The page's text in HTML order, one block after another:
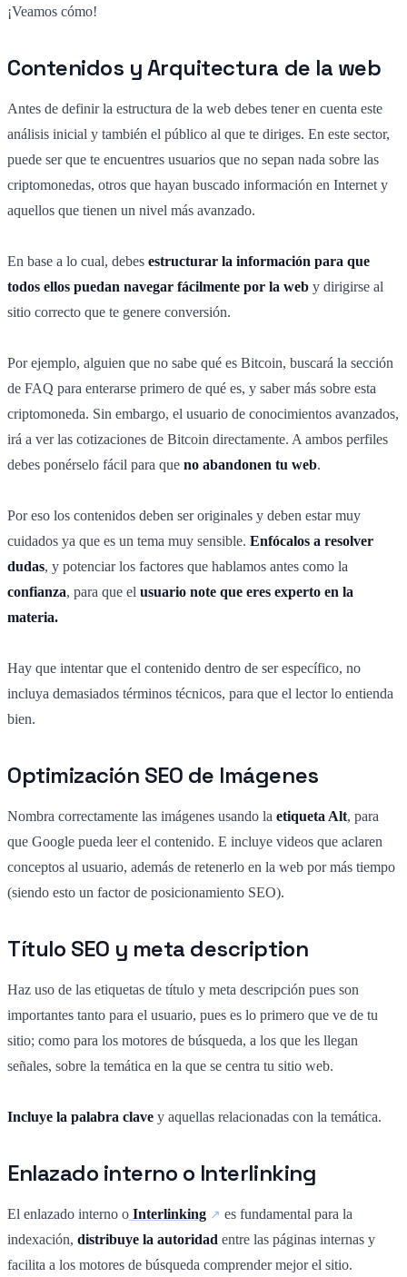
¡Veamos cómo!
Contenidos y Arquitectura de la web
Antes de definir la estructura de la web debes tener en cuenta este
análisis inicial y también el público al que te diriges. En este sector,
puede ser que te encuentres usuarios que no sepan nada sobre las
criptomonedas, otros que hayan buscado información en Internet y
aquellos que tienen un nivel más avanzado.
En base a lo cual, debes estructurar la información para que
todos ellos puedan navegar fácilmente por la web y dirigirse al
sitio correcto que te genere conversión.
Por ejemplo, alguien que no sabe qué es Bitcoin, buscará la sección
de FAQ para enterarse primero de qué es, y saber más sobre esta
criptomoneda. Sin embargo, el usuario de conocimientos avanzados,
irá a ver las cotizaciones de Bitcoin directamente. A ambos perfiles
debes ponérselo fácil para que no abandonen tu web.
Por eso los contenidos deben ser originales y deben estar muy
cuidados ya que es un tema muy sensible. Enfócalos a resolver
dudas, y potenciar los factores que hablamos antes como la
confianza, para que el usuario note que eres experto en la
materia.
Hay que intentar que el contenido dentro de ser específico, no
incluya demasiados términos técnicos, para que el lector lo entienda
bien.
Optimización SEO de Imágenes
Nombra correctamente las imágenes usando la etiqueta Alt, para
que Google pueda leer el contenido. E incluye videos que aclaren
conceptos al usuario, además de retenerlo en la web por más tiempo
(siendo esto un factor de posicionamiento SEO).
Título SEO y meta description
Haz uso de las etiquetas de título y meta descripción pues son
importantes tanto para el usuario, pues es lo primero que ve de tu
sitio; como para los motores de búsqueda, a los que les llegan
señales, sobre la temática en la que se centra tu sitio web.
Incluye la palabra clave y aquellas relacionadas con la temática.
Enlazado interno o Interlinking
El enlazado interno o Interlinking
es fundamental para la
indexación, distribuye la autoridad entre las páginas internas y
facilita a los motores de búsqueda comprender mejor el sitio.